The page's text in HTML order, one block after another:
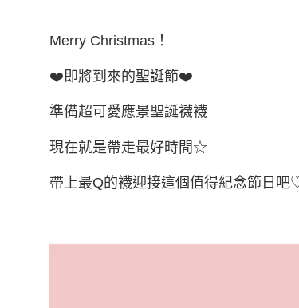
Merry Christmas！
❤️即將到來的聖誕節❤️
準備超可愛應景聖誕襪襪
現在就是帶走最好時間☆
帶上最Q的襪迎接這個值得紀念節日吧